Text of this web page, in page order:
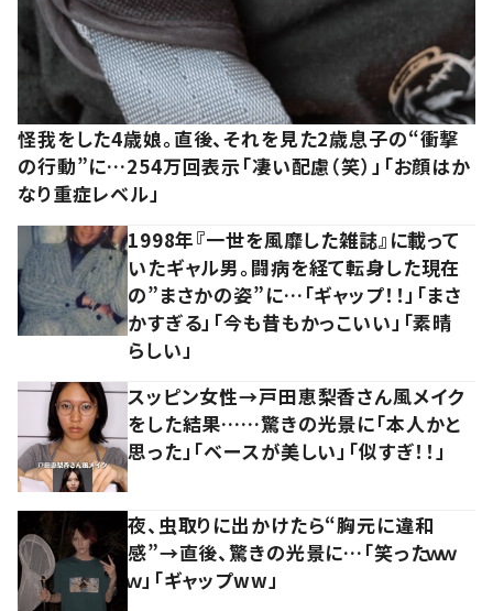
怪我をした4歳娘。直後、それを見た2歳息子の“衝撃
の行動”に…254万回表示「凄い配慮（笑）」「お顔はか
なり重症レベル」
1998年『一世を風靡した雑誌』に載って
いたギャル男。闘病を経て転身した現在
の”まさかの姿”に…「ギャップ！！」「まさ
かすぎる」「今も昔もかっこいい」「素晴
らしい」
スッピン女性→戸田恵梨香さん風メイク
をした結果……驚きの光景に「本人かと
思った」「ベースが美しい」「似すぎ！！」
夜、虫取りに出かけたら“胸元に違和
感”→直後、驚きの光景に…「笑ったｗｗ
ｗ」「ギャップww」